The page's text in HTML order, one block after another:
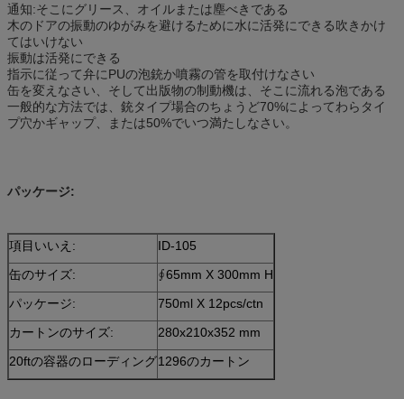
通知:そこにグリース、オイルまたは塵べきである
木のドアの振動のゆがみを避けるために水に活発にできる吹きかけ
てはいけない
振動は活発にできる
指示に従って弁にPUの泡銃か噴霧の管を取付けなさい
缶を変えなさい、そして出版物の制動機は、そこに流れる泡である
一般的な方法では、銃タイプ場合のちょうど70%によってわらタイ
プ穴かギャップ、または50%でいつ満たしなさい。
パッケージ:
項目いいえ:
ID-105
缶のサイズ:
∮65mm X 300mm H
パッケージ:
750ml X 12pcs/ctn
カートンのサイズ:
280x210x352 mm
20ftの容器のローディング1296のカートン